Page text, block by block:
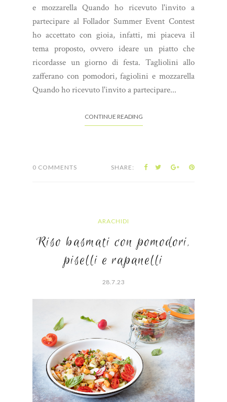
e mozzarella Quando ho ricevuto l'invito a
partecipare al Follador Summer Event Contest
ho accettato con gioia, infatti, mi piaceva il
tema proposto, ovvero ideare un piatto che
ricordasse un giorno di festa. Tagliolini allo
zafferano con pomodori, fagiolini e mozzarella
Quando ho ricevuto l'invito a partecipare...
CONTINUE READING
0 COMMENTS SHARE:
ARACHIDI
Riso basmati con pomodori,
piselli e rapanelli
28.7.23